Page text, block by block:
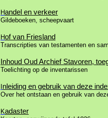
Handel en verkeer
Gildeboeken, scheepvaart
Hof van Friesland
Transcripties van testamenten en
Inhoud Oud Archief Stavoren,
Toelichting op de inventarissen
nleiding en gebruik van deze
Over het ontstaan en gebruik van
Kadaster